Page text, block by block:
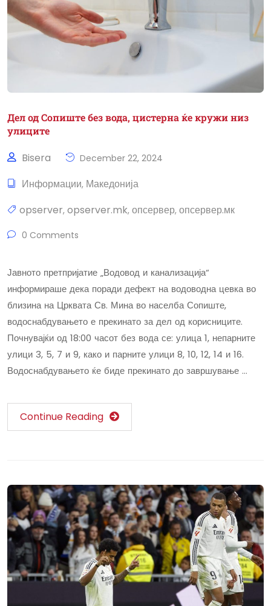
Дел од Сопиште без вода, цистерна ќе кружи низ
улиците
Bisera December 22, 2024
Информации, Македонија
opserver, opserver.mk, опсервер, опсервер.мк
0 Comments
Јавното претпријатие „Водовод и канализација“
информираше дека поради дефект на водоводна цевка во
близина на Црквата Св. Мина во населба Сопиште,
водоснабдувањето е прекинато за дел од корисниците.
Почнувајќи од 18:00 часот без вода се: улица 1, непарните
улици 3, 5, 7 и 9, како и парните улици 8, 10, 12, 14 и 16.
Водоснабдувањето ќе биде прекинато до завршување …
Continue Reading